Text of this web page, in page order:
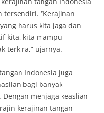
tersendiri. “Kerajinan
harus kita jaga dan
kita, kita mampu
terkira,” ujarnya.
Indonesia juga
bagi banyak
menjaga keaslian
kerajinan tangan